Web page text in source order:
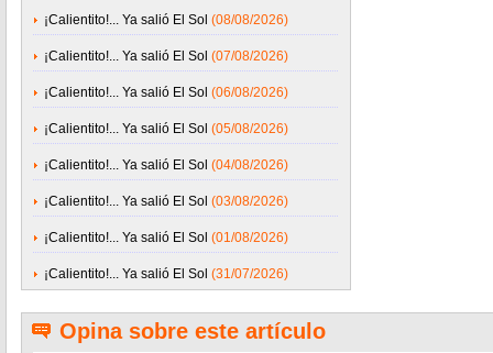
¡Calientito!... Ya salió El Sol (08/08/2026)
¡Calientito!... Ya salió El Sol (07/08/2026)
¡Calientito!... Ya salió El Sol (06/08/2026)
¡Calientito!... Ya salió El Sol (05/08/2026)
¡Calientito!... Ya salió El Sol (04/08/2026)
¡Calientito!... Ya salió El Sol (03/08/2026)
¡Calientito!... Ya salió El Sol (01/08/2026)
¡Calientito!... Ya salió El Sol (31/07/2026)
Opina sobre este artículo